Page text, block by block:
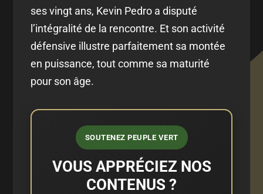
ses vingt ans, Kevin Pedro a disputé
l’intégralité de la rencontre. Et son activité
défensive illustre parfaitement sa montée
en puissance, tout comme sa maturité
pour son âge.
SOUTENEZ PEUPLE VERT
VOUS APPRÉCIEZ NOS
CONTENUS ?